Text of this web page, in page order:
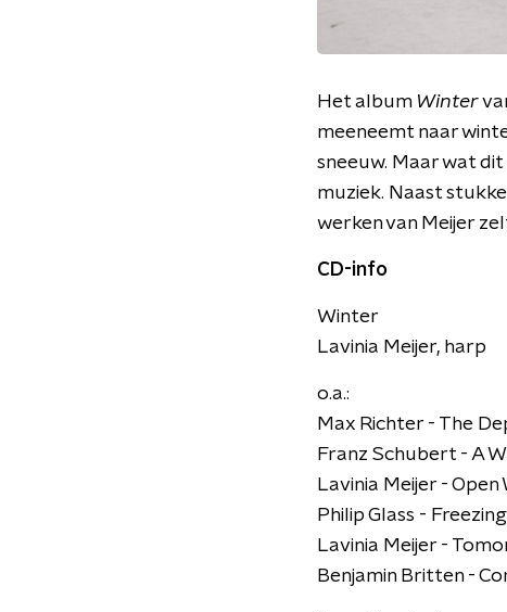
Het album Winter
meeneemt naar
sneeuw. Maar wat
muziek. Naast
werken van Meijer
CD-info
Winter
Lavinia Meijer, harp
o.a.:
Max Richter - The
Franz Schubert - A
Lavinia Meijer - Open
Philip Glass - Freezing
Lavinia Meijer -
Benjamin Britten -